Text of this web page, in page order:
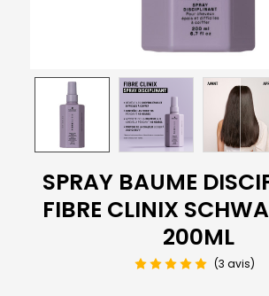
SPRAY BAUME
FIBRE CLINIX
200ML
(3 avis)